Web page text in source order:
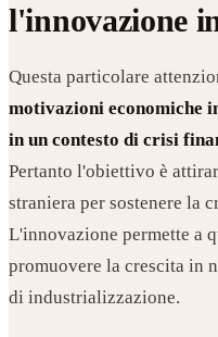
l'innovazione
Questa particolare
motivazioni economiche
in un contesto di crisi
Pertanto l'obiettivo è
straniera per sostenere la
L'innovazione permette a
promuovere la crescita in
di industrializzazione.